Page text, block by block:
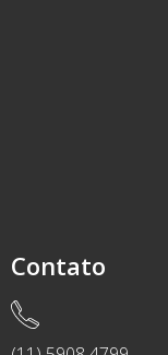
Contato